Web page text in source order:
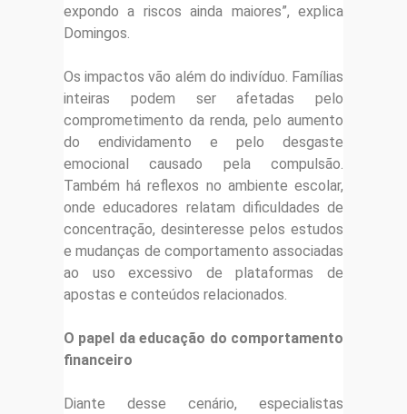
expondo a riscos ainda maiores”, explica
Domingos.
Os impactos vão além do indivíduo. Famílias
inteiras podem ser afetadas pelo
comprometimento da renda, pelo aumento
do endividamento e pelo desgaste
emocional causado pela compulsão.
Também há reflexos no ambiente escolar,
onde educadores relatam dificuldades de
concentração, desinteresse pelos estudos
e mudanças de comportamento associadas
ao uso excessivo de plataformas de
apostas e conteúdos relacionados.
O papel da educação do comportamento
financeiro
Diante desse cenário, especialistas